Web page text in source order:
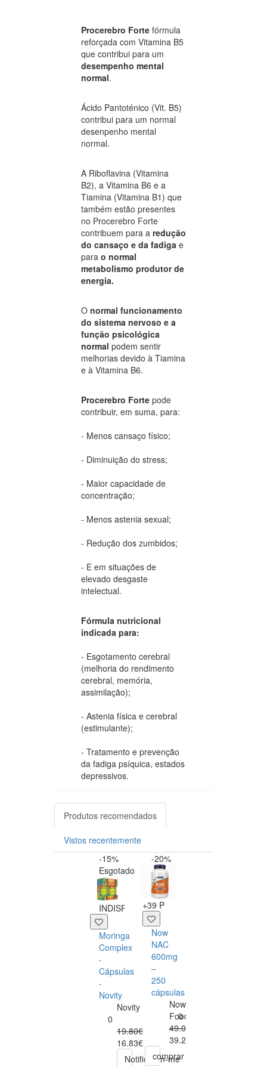
Procerebro Forte fórmula
reforçada com Vitamina B5
que contribui para um
desempenho mental
normal.
Ácido Pantoténico (Vit. B5)
contribui para um normal
desenpenho mental
normal.
A Riboflavina (Vitamina
B2), a Vitamina B6 e a
Tiamina (Vitamina B1) que
também estão presentes
no Procerebro Forte
contribuem para a redução
do cansaço e da fadiga e
para o normal
metabolismo produtor de
energia.
O normal funcionamento
do sistema nervoso e a
função psicológica
normal podem sentir
melhorias devido à Tiamina
e à Vitamina B6.
Procerebro Forte pode
contribuir, em suma, para:
- Menos cansaço físico;
- Diminuição do stress;
- Maior capacidade de
concentração;
- Menos astenia sexual;
- Redução dos zumbidos;
- E em situações de
elevado desgaste
intelectual.
Fórmula nutricional
indicada para:
- Esgotamento cerebral
(melhoria do rendimento
cerebral, memória,
assimilação);
- Astenia física e cerebral
(estimulante);
- Tratamento e prevenção
da fadiga psíquica, estados
depressivos.
Produtos recomendados
Vistos recentemente
-15%
Esgotado
INDISPONÍVEL
Moringa
Complex
-
Cápsulas
-
Novity
Novity
0
19.80€
16.83€
Notifiquem-me
-20%
+39 P
Now
NAC
600mg
–
250
cápsulas
Now
Foods
0
49.00€
39.20€
comprar